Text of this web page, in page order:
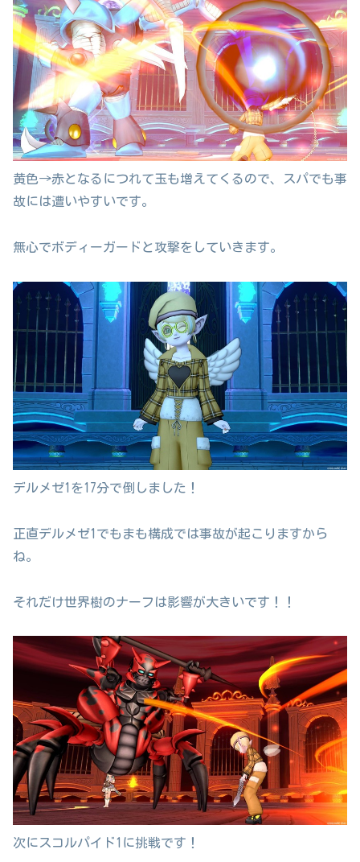
黄色→赤となるにつれて玉も増えてくるので、スパでも事
故には遭いやすいです。
無心でボディーガードと攻撃をしていきます。
デルメゼ1を17分で倒しました！
正直デルメゼ1でもまも構成では事故が起こりますから
ね。
それだけ世界樹のナーフは影響が大きいです！！
次にスコルパイド1に挑戦です！